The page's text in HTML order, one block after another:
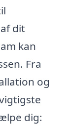
dit
kan
Fra
og
dig: